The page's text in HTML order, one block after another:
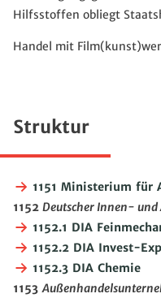
Hilfsstoffen obliegt
Handel mit
Struktur
1151 Ministerium für
1152 Deutscher Innen-
1152.1 DIA
1152.2 DIA Invest-
1152.3 DIA Chemie
1153